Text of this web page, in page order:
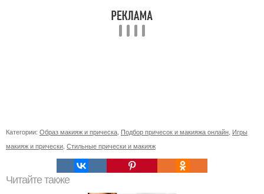
Категории: Образ макияж и прическа Подбор причесок и макияжа онлайн Игры
макияж и прически Стильные прически и макияж
Читайте также